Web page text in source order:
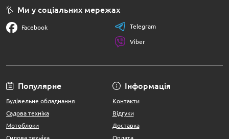
Популярне
Будівельне обладнання
Садова техніка
Мотоблоки
Інформація
Контакти
Відгуки
Доставка
Ми у соціальних мережах
Facebook Telegram
Viber